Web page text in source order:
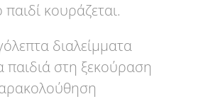
παιδί κουράζεται.
διαλείμματα
παιδιά στη ξεκούραση